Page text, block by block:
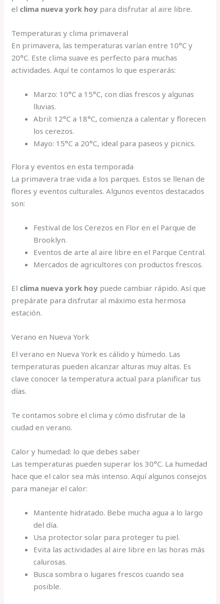
el clima nueva york hoy para disfrutar al aire libre.
Temperaturas y clima primaveral
En primavera, las temperaturas varían entre 10°C y
20°C. Este clima suave es perfecto para muchas
actividades. Aquí te contamos lo que esperarás:
Marzo: 10°C a 15°C, con días frescos y algunas
lluvias.
Abril: 12°C a 18°C, comienza a calentar y florecen
los cerezos.
Mayo: 15°C a 20°C, ideal para paseos y picnics.
Flora y eventos en esta temporada
La primavera trae vida a los parques. Estos se llenan de
flores y eventos culturales. Algunos eventos destacados
son:
Festival de los Cerezos en Flor en el Parque de
Brooklyn.
Eventos de arte al aire libre en el Parque Central.
Mercados de agricultores con productos frescos.
El clima nueva york hoy puede cambiar rápido. Así que
prepárate para disfrutar al máximo esta hermosa
estación.
Verano en Nueva York
El verano en Nueva York es cálido y húmedo. Las
temperaturas pueden alcanzar alturas muy altas. Es
clave conocer la temperatura actual para planificar tus
días.
Te contamos sobre el clima y cómo disfrutar de la
ciudad en verano.
Calor y humedad: lo que debes saber
Las temperaturas pueden superar los 30°C. La humedad
hace que el calor sea más intenso. Aquí algunos consejos
para manejar el calor:
Mantente hidratado. Bebe mucha agua a lo largo
del día.
Usa protector solar para proteger tu piel.
Evita las actividades al aire libre en las horas más
calurosas.
Busca sombra o lugares frescos cuando sea
posible.